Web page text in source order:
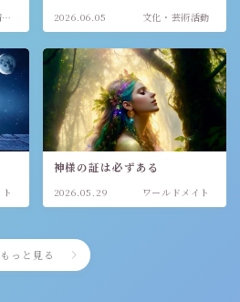
2026.06.05 文化・芸術活動
神様の証は必ずある
2026.05.29 ワールドメイト
もっと見る